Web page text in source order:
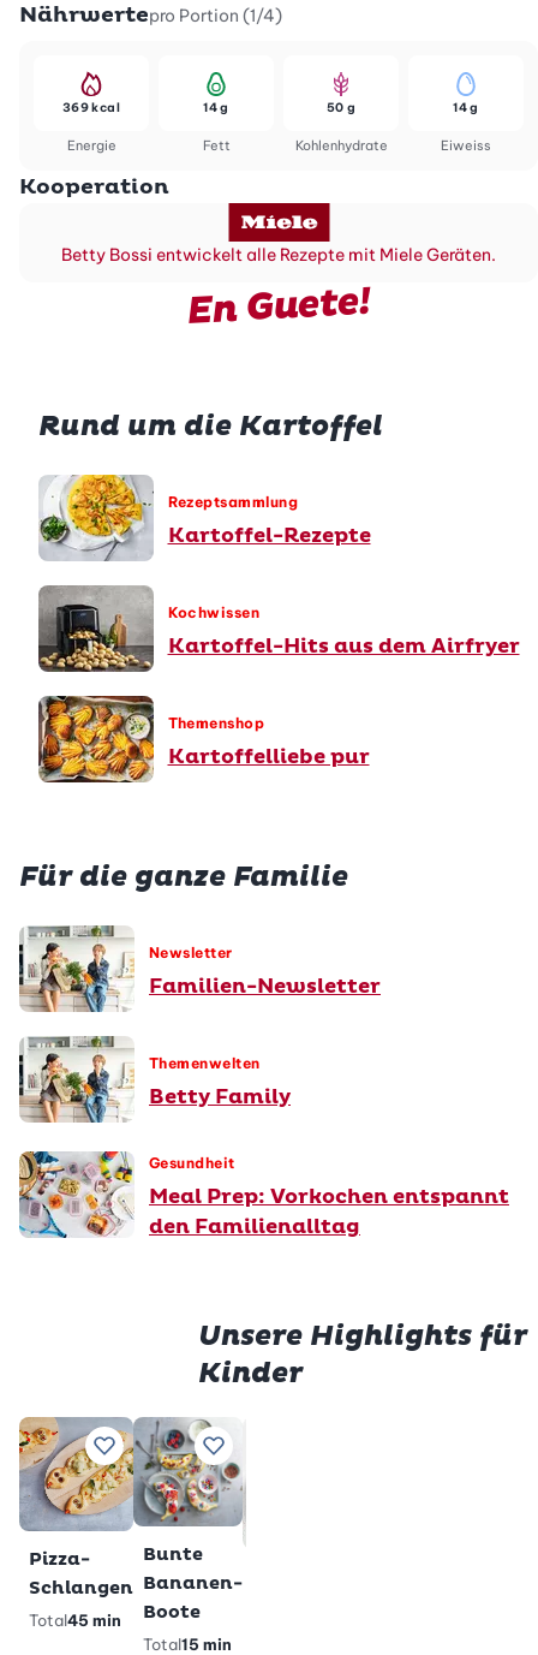
Nährwertepro Portion (1/4)
Energie
369 kcal
Fett
14 g
Kohlenhydrate
50 g
Eiweiss
14 g
Kooperation
Betty Bossi entwickelt alle Rezepte mit Miele Geräten.
En Guete!
Rund um die Kartoffel
Rezeptsammlung
Kartoffel-Rezepte
Kochwissen
Kartoffel-Hits aus dem Airfryer
Themenshop
Kartoffelliebe pur
Für die ganze Familie
Newsletter
Familien-Newsletter
Themenwelten
Betty Family
Gesundheit
Meal Prep: Vorkochen entspannt
den Familienalltag
Unsere Highlights für
Kinder
Zu Lieblingsrezepten hinzufügen
Pizza-
Schlangen
Total45 min
Zu Lieblingsrezepten hinzufügen
Bunte
Bananen-
Boote
Total15 min